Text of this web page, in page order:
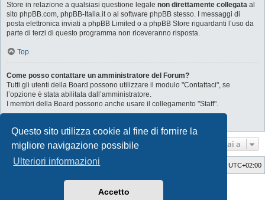
Questo sito utilizza cookie al fine di fornire la
migliore navigazione possibile
Ulteriori informazioni
Accetto
Store in relazione a qualsiasi questione legale non direttamente collegata al
sito phpBB.com, phpBB-Italia.it o al software phpBB stesso. I messaggi di
posta elettronica inviati a phpBB Limited o a phpBB Store riguardanti l’uso da
parte di terzi di questo programma non riceveranno risposta.
Top
Come posso contattare un amministratore del Forum?
Tutti gli utenti della Board possono utilizzare il modulo "Contattaci", se
l’opzione è stata abilitata dall’amministratore.
I membri della Board possono anche usare il collegamento "Staff".
Vai a
Indice UTC+02:00
GTA game
phpBB® Forum Software © phpBB Limited